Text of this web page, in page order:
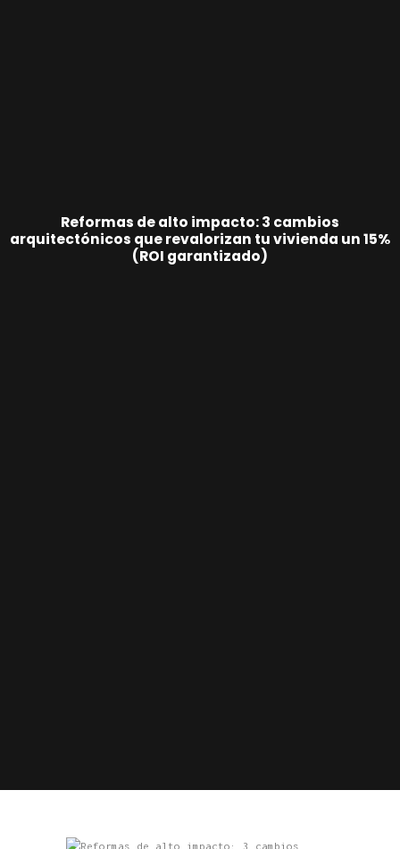
Reformas de alto impacto: 3 cambios
arquitectónicos que revalorizan tu vivienda un 15%
(ROI garantizado)